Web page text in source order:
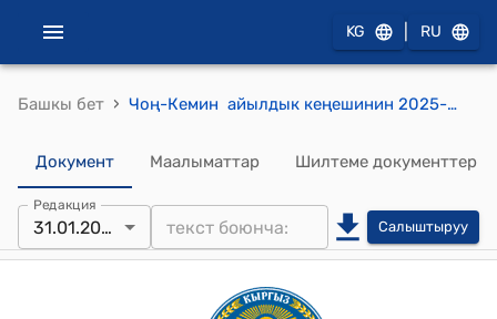
KG RU
Башкы бет › Чоң-Кемин айылдык кеңешинин 2025-жылдын 31-январы № 01/03-13 "Жерди которуу (трансформациялоо) жөнүндө" токтому
Документ Маалыматтар Шилтеме документтер
Редакция
31.01.2025 Салыштыруу